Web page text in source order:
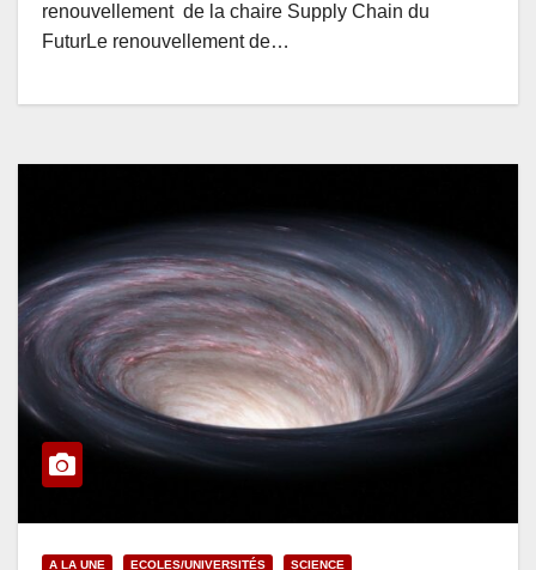
renouvellement de la chaire Supply Chain du
FuturLe renouvellement de…
A LA UNE ECOLES/UNIVERSITÉS SCIENCE